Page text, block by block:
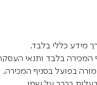
מידע כללי בלבד.
המכירה בלבד ותנאי
בפועל בסניף המכירה.